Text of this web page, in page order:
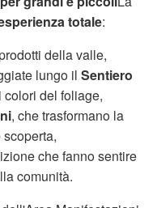
totale:
della valle,
lungo ilSentiero
colori del foliage,
, che trasformano la
che fanno sentire
comunità.